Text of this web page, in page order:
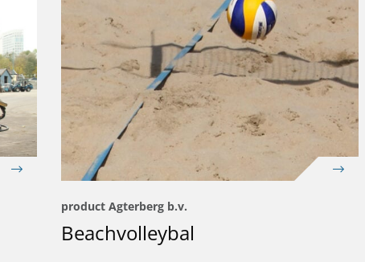
product Agterberg b.v.
Beachvolleybal